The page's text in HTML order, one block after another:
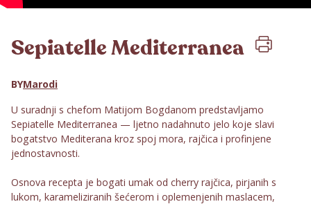
Sepiatelle Mediterranea
BYMarodi
U suradnji s chefom Matijom Bogdanom predstavljamo
Sepiatelle Mediterranea — ljetno nadahnuto jelo koje slavi
bogatstvo Mediterana kroz spoj mora, rajčica i profinjene
jednostavnosti.
Osnova recepta je bogati umak od cherry rajčica, pirjanih s
lukom, karameliziranih šećerom i oplemenjenih maslacem,